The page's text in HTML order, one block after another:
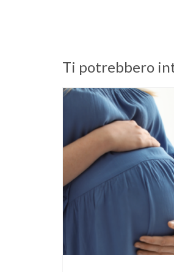
Ti potrebbero